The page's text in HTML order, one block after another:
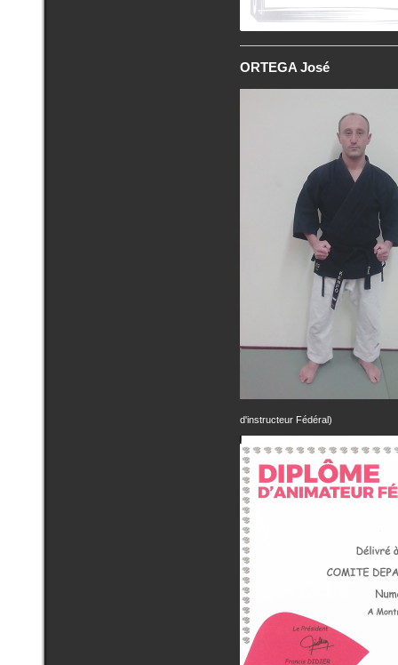
ORTEGA José
d'instructeur Fédéral)